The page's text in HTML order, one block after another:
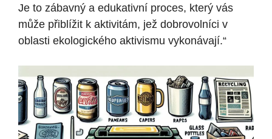
Je to zábavný a edukativní proces, který vás
může přiblížit k aktivitám, jež dobrovolníci v
oblasti ekologického aktivismu vykonávají.“